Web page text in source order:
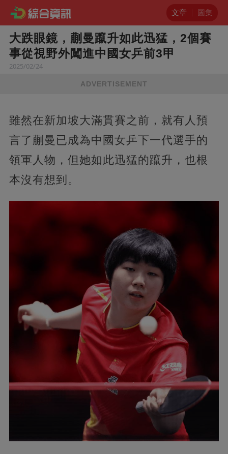
文章 圖集
大跌眼鏡，蒯曼躥升如此迅猛，2個賽
事從視野外闖進中國女乒前3甲
2025/02/24
ADVERTISEMENT
雖然在新加坡大滿貫賽之前，就有人預
言了蒯曼已成為中國女乒下一代選手的
領軍人物，但她如此迅猛的躥升，也根
本沒有想到。